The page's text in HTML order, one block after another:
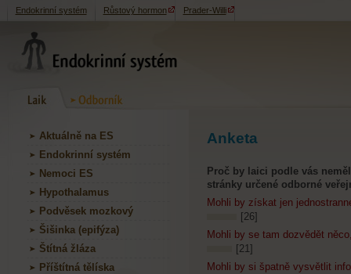
Endokrinní systém Růstový hormon Prader-Willi
Aktuálně na ES
Endokrinní systém
Nemoci ES
Hypothalamus
Podvěsek mozkový
Šišinka (epifýza)
Štítná žláza
Příštítná tělíska
Anketa
Proč by laici podle vás
stránky určené odborné
Mohli by získat jen
[26]
Mohli by se tam dozvědět
[21]
Mohli by si špatně vysvětlit